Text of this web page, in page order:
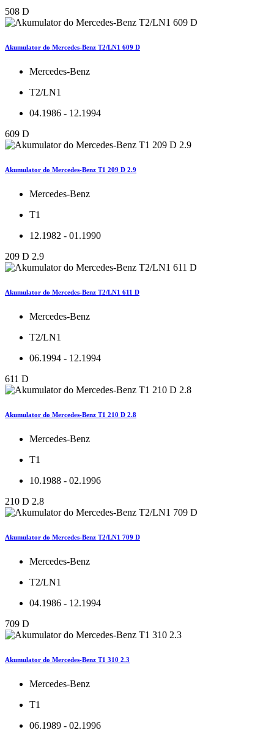
508 D
Akumulator do Mercedes-Benz T2/LN1 609 D
Mercedes-Benz
T2/LN1
04.1986 - 12.1994
609 D
Akumulator do Mercedes-Benz T1 209 D 2.9
Mercedes-Benz
T1
12.1982 - 01.1990
209 D 2.9
Akumulator do Mercedes-Benz T2/LN1 611 D
Mercedes-Benz
T2/LN1
06.1994 - 12.1994
611 D
Akumulator do Mercedes-Benz T1 210 D 2.8
Mercedes-Benz
T1
10.1988 - 02.1996
210 D 2.8
Akumulator do Mercedes-Benz T2/LN1 709 D
Mercedes-Benz
T2/LN1
04.1986 - 12.1994
709 D
Akumulator do Mercedes-Benz T1 310 2.3
Mercedes-Benz
T1
06.1989 - 02.1996